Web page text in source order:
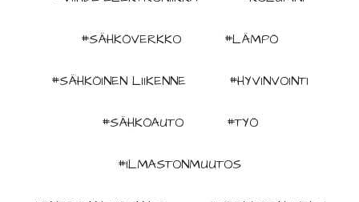
#SÄHKÖVERKKO #LÄMPÖ
#SÄHKÖINEN LIIKENNE #HYVINVOINTI
#SÄHKÖAUTO #TYÖ
#ILMASTONMUUTOS